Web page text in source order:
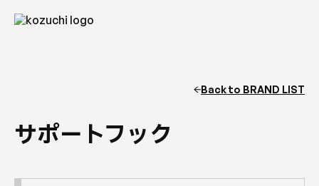
Back to BRAND LIST
サポートフック